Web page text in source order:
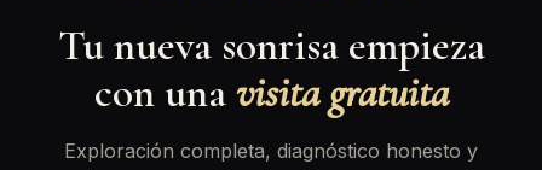
Tu nueva sonrisa empieza
con unavisita gratuita
Exploración completa, diagnóstico honesto y